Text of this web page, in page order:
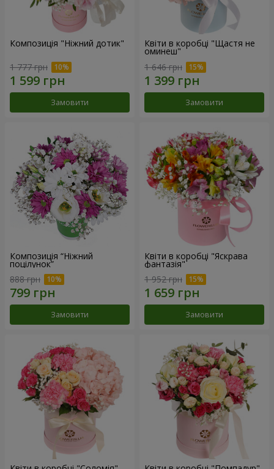
Композиція "Ніжний дотик"
1 777 грн
Замовити
Квіти в коробці "Щастя не
оминеш"
1 646 грн
Замовити
Композиція “Ніжний
поцілунок”
888 грн
Замовити
Квіти в коробці "Яскрава
фантазія"
1 952 грн
Замовити